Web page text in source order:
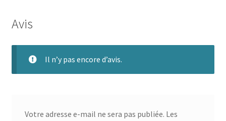
Avis
Il n’y pas encore d’avis.
Votre adresse e-mail ne sera pas publiée. Les